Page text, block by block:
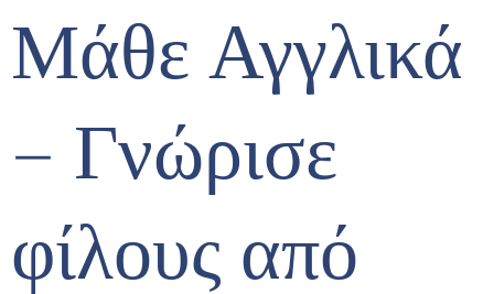
Μάθε Αγγλικά
– Γνώρισε
φίλους από